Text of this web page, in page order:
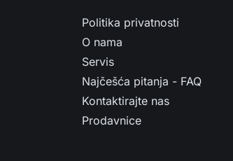
Politika privatnosti
O nama
Servis
Najčešća pitanja - FAQ
Kontaktirajte nas
Prodavnice